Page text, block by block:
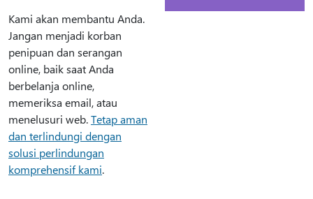
Kami akan membantu Anda.
Jangan menjadi korban
penipuan dan serangan
online, baik saat Anda
berbelanja online,
memeriksa email, atau
menelusuri web.Tetap aman
dan terlindungi dengan
solusi perlindungan
komprehensif kami.